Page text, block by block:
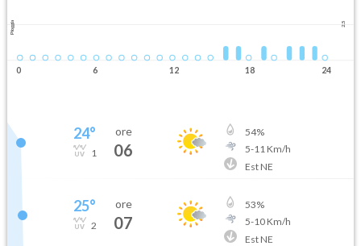
2.5
Pioggia
0 6 12 18 24
24°
1
ore
06
54%
5-11Km/h
Est NE
25°
2
ore
07
53%
5-10Km/h
Est NE